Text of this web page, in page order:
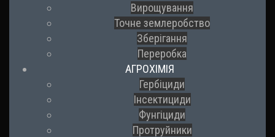
Вирощування
Точне землеробство
Зберігання
Переробка
АГРОХІМІЯ
Гербіциди
Інсектициди
Фунгіциди
Протруйники